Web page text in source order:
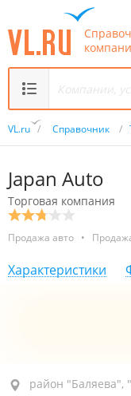
VL.ru / Справочник /
Japan Auto
Торговая компания
Продажа авто •
Характеристики
район "Баляева",
район "Баляева",